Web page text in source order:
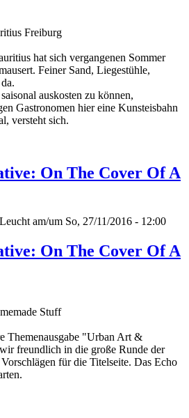
Freiburg
hat sich vergangenen Sommer
Feiner Sand, Liegestühle,
auskosten zu können,
Gastronomen hier eine Kunsteisbahn
versteht sich.
On The Cover Of A
am/um So, 27/11/2016 - 12:00
On The Cover Of A
Stuff
Themenausgabe "Urban Art &
freundlich in die große Runde der
für die Titelseite. Das Echo